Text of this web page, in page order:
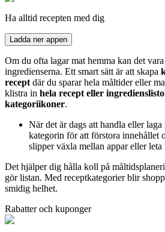
Ha alltid recepten med dig
Ladda ner appen
Om du ofta lagar mat hemma kan det
ingredienserna. Ett smart sätt är att skapa
recept där du sparar hela måltider eller
klistra in hela recept eller
kategoriikoner.
När det är dags att handla eller
kategorin för att förstora innehållet
slipper växla mellan appar eller
Det hjälper dig hålla koll på
gör listan. Med receptkategorier blir
smidig helhet.
Rabatter och kuponger